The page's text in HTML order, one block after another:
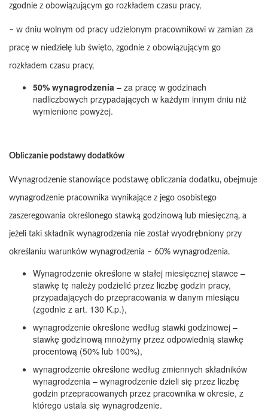
zgodnie z obowiązującym go rozkładem czasu pracy,
– w dniu wolnym od pracy udzielonym pracownikowi w zamian za
pracę w niedzielę lub święto, zgodnie z obowiązującym go
rozkładem czasu pracy,
50% wynagrodzenia – za pracę w godzinach
nadliczbowych przypadających w każdym innym dniu niż
wymienione powyżej.
Obliczanie podstawy dodatków
Wynagrodzenie stanowiące podstawę obliczania dodatku, obejmuje
wynagrodzenie pracownika wynikające z jego osobistego
zaszeregowania określonego stawką godzinową lub miesięczną, a
jeżeli taki składnik wynagrodzenia nie został wyodrębniony przy
określaniu warunków wynagrodzenia – 60% wynagrodzenia.
Wynagrodzenie określone w stałej miesięcznej stawce –
stawkę tę należy podzielić przez liczbę godzin pracy,
przypadających do przepracowania w danym miesiącu
(zgodnie z art. 130 K.p.),
wynagrodzenie określone według stawki godzinowej –
stawkę godzinową mnożymy przez odpowiednią stawkę
procentową (50% lub 100%),
wynagrodzenie określone według zmiennych składników
wynagrodzenia – wynagrodzenie dzieli się przez liczbę
godzin przepracowanych przez pracownika w okresie, z
którego ustala się wynagrodzenie.